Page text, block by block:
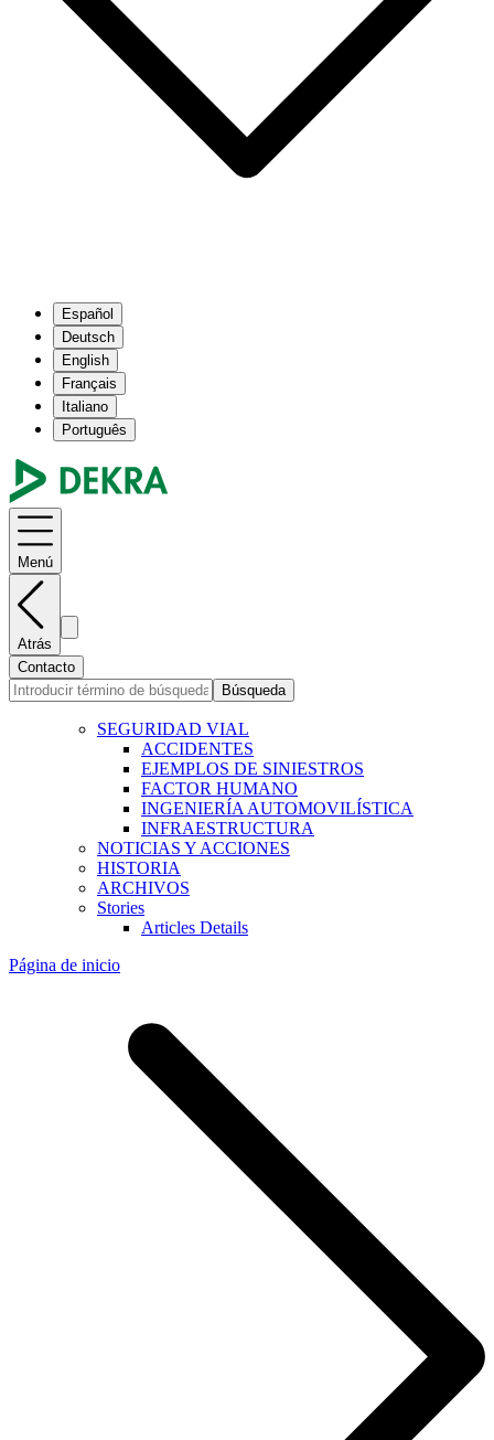
Español
Deutsch
English
Français
Italiano
Português
Menú
Atrás
Contacto
Búsqueda
SEGURIDAD VIAL
ACCIDENTES
EJEMPLOS DE SINIESTROS
FACTOR HUMANO
INGENIERÍA AUTOMOVILÍSTICA
INFRAESTRUCTURA
NOTICIAS Y ACCIONES
HISTORIA
ARCHIVOS
Stories
Articles Details
Página de inicio